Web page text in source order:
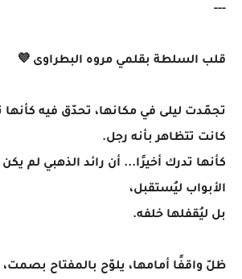
---
قلب السلطة بقلمي مروه البطراوى 💜
تجمّدت ليلى في مكانها، تحدّق فيه كأنها
كانت تتظاهر بأنه رجل.
كأنها تدرك أخيرًا... أن رائد الذهبي لم
الأبواب ليُستقبل،
بل ليُقفلها خلفه.
ظلّ واقفًا أمامها، يلوّح بالمفتاح بصمت،